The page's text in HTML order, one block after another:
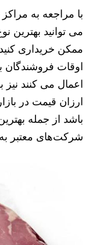
با مراجعه به
می توانید بهترین
ممکن خریداری
اوقات فروشندگان
اعمال می‌ کنند
ارزان قیمت در
باشد از جمله
شرکت‌های معتبر